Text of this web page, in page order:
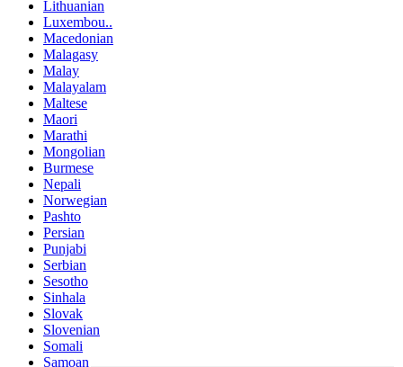
Lithuanian
Luxembou..
Macedonian
Malagasy
Malay
Malayalam
Maltese
Maori
Marathi
Mongolian
Burmese
Nepali
Norwegian
Pashto
Persian
Punjabi
Serbian
Sesotho
Sinhala
Slovak
Slovenian
Somali
Samoan